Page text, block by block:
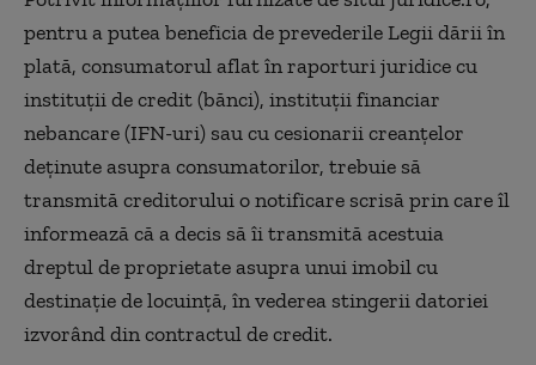
pentru a putea beneficia de prevederile Legii dării în
plată, consumatorul aflat în raporturi juridice cu
instituții de credit (bănci), instituții financiar
nebancare (IFN-uri) sau cu cesionarii creanțelor
deținute asupra consumatorilor, trebuie să
transmită creditorului o notificare scrisă prin care îl
informează că a decis să îi transmită acestuia
dreptul de proprietate asupra unui imobil cu
destinație de locuință, în vederea stingerii datoriei
izvorând din contractul de credit.